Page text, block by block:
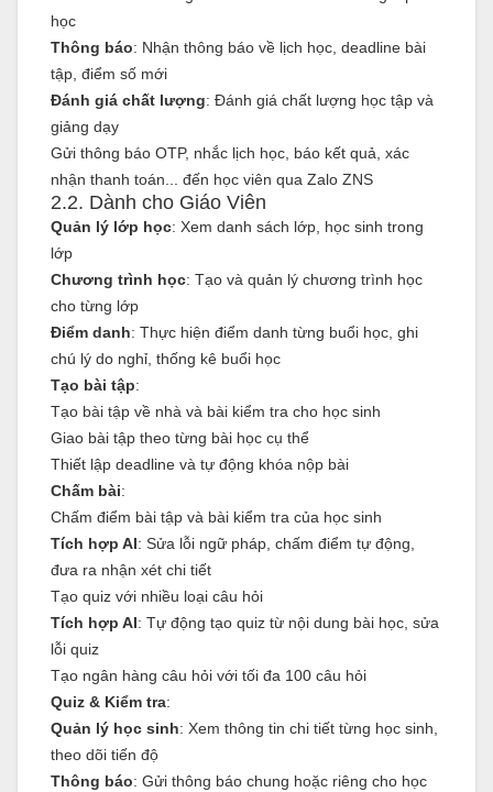
học
Thông báo: Nhận thông báo về lịch học, deadline bài
tập, điểm số mới
Đánh giá chất lượng: Đánh giá chất lượng học tập và
giảng dạy
Gửi thông báo OTP, nhắc lịch học, báo kết quả, xác
nhận thanh toán... đến học viên qua Zalo ZNS
2.2. Dành cho Giáo Viên
Quản lý lớp học: Xem danh sách lớp, học sinh trong
lớp
Chương trình học: Tạo và quản lý chương trình học
cho từng lớp
Điểm danh: Thực hiện điểm danh từng buổi học, ghi
chú lý do nghỉ, thống kê buổi học
Tạo bài tập:
Tạo bài tập về nhà và bài kiểm tra cho học sinh
Giao bài tập theo từng bài học cụ thể
Thiết lập deadline và tự động khóa nộp bài
Chấm bài:
Chấm điểm bài tập và bài kiểm tra của học sinh
Tích hợp AI: Sửa lỗi ngữ pháp, chấm điểm tự động,
đưa ra nhận xét chi tiết
Tạo quiz với nhiều loại câu hỏi
Tích hợp AI: Tự động tạo quiz từ nội dung bài học, sửa
lỗi quiz
Tạo ngân hàng câu hỏi với tối đa 100 câu hỏi
Quiz & Kiểm tra:
Quản lý học sinh: Xem thông tin chi tiết từng học sinh,
theo dõi tiến độ
Thông báo: Gửi thông báo chung hoặc riêng cho học